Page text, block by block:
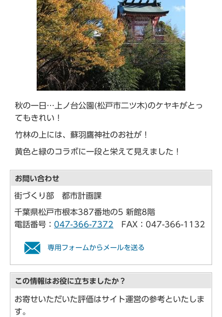
秋の一日…上ノ台公園(松戸市二ツ木)のケヤキがとっ
てもきれい！
竹林の上には、蘇羽鷹神社のお社が！
黄色と緑のコラボに一段と栄えて見えました！
お問い合わせ
街づくり部 都市計画課
千葉県松戸市根本387番地の5 新館8階
電話番号： 047-366-7372 FAX：047-366-1132
専用フォームからメールを送る
この情報はお役に立ちましたか？
お寄せいただいた評価はサイト運営の参考といたしま
す。